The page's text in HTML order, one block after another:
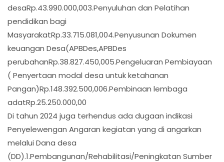
desaRp.43.990.000,003.Penyuluhan dan Pelatihan
pendidikan bagi
MasyarakatRp.33.715.081,004.Penyusunan Dokumen
keuangan Desa(APBDes,APBDes
perubahanRp.38.827.450,005.Pengeluaran Pembiayaan
( Penyertaan modal desa untuk ketahanan
Pangan)Rp.148.392.500,006.Pembinaan lembaga
adatRp.25.250.000,00
Di tahun 2024 juga terhendus ada dugaan indikasi
Penyelewengan Angaran kegiatan yang di angarkan
melalui Dana desa
(DD).1.Pembangunan/Rehabilitasi/Peningkatan Sumber